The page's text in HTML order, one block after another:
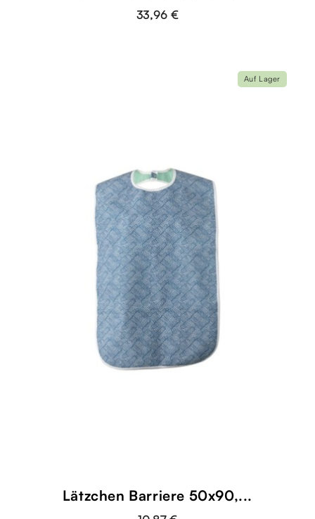
33,96 €
Lätzchen Barriere 50x90,...
Auf Lager